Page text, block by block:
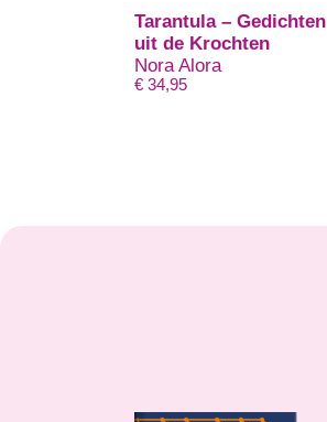
Tarantula – Gedichten
uit de Krochten
Nora Alora
€ 34,95